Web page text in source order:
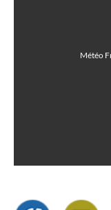
Météo